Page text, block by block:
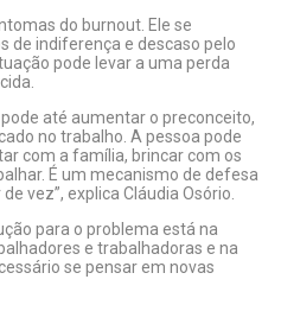
do burnout. Ele se
indiferença e descaso pelo
pode levar a uma perda
até aumentar o preconceito,
no trabalho. A pessoa pode
com a família, brincar com os
É um mecanismo de defesa
vez”, explica Cláudia Osório.
para o problema está na
e trabalhadoras e na
se pensar em novas